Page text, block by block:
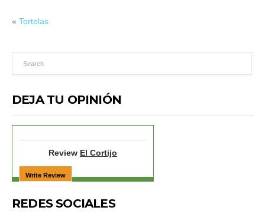
« Tortolas
DEJA TU OPINIÓN
Review El Cortijo
REDES SOCIALES